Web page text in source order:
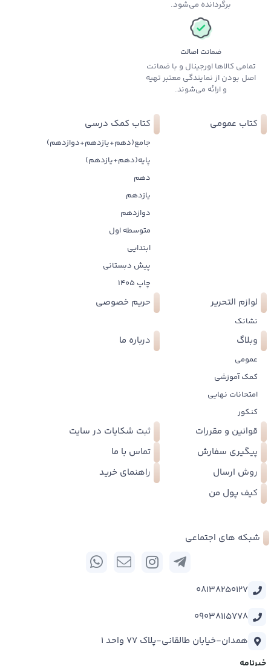
برگردانده می‌شود.
ضمانت اصالت
تمامی کالاها اورجینال و با ضمانت
اصل بودن از نمایندگی معتبر تهیه
و ارائه می‌شوند.
کتاب عمومی کتاب کمک درسی
جامع(دهم+یازدهم+دوازدهم)
پایه(دهم+یازدهم)
دهم
یازدهم
دوازدهم
متوسطه اول
ابتدایی
پیش دبستانی
چاپ 1405
لوازم التحریر
نشانک
حریم خصوصی
وبلاگ
عمومی
کمک آموزشی
امتحانات نهایی
کنکور
درباره ما
قوانین و مقررات
ثبت شکایات در سایت
پیگیری سفارش
تماس با ما
روش ارسال
راهنمای خرید
کیف پول من
شبکه های اجتماعی
08138250127
09038115778
همدان-خیابان طالقانی-پلاک 77 واحد 1